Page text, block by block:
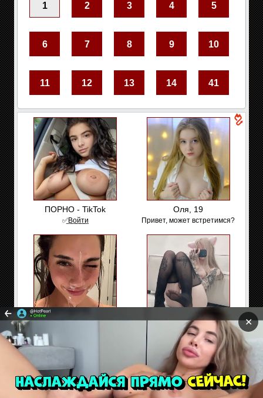
1 2 3 4 5
6 7 8 9 10
11 12 13 14 41
ПОРНО - TikTok
✅͟В͟о͟й͟т͟и
Оля, 19
Привет, может встретимся?
✅Проверенные профили (+30
лет)
Алиса, 22 ✅
Здесь без цензуры👉🔞
Сайт содержит материалы предназначенные только
для взрослых. Находясь на сайте Вы подтверждаете,
✕